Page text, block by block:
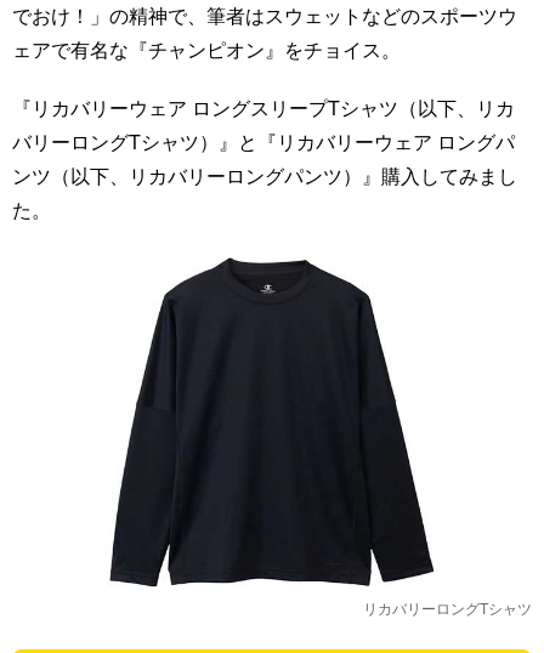
でおけ！」の精神で、筆者はスウェットなどのスポーツウ
ェアで有名な『チャンピオン』をチョイス。
『リカバリーウェア ロングスリープTシャツ（以下、リカ
バリーロングTシャツ）』と『リカバリーウェア ロングパ
ンツ（以下、リカバリーロングパンツ）』購入してみまし
た。
リカバリーロングTシャツ